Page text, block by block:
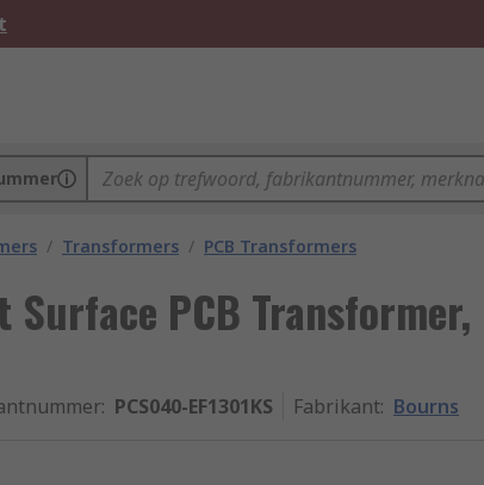
/ Transformers / PCB Transformers
PCB Transformer,
: PCS040-EF1301KS Fabrikant: Bourns